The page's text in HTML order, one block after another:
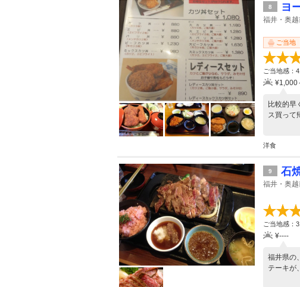
8 ヨ
福井・奥
ご当地
ご当地感：
¥1,000
比較的早
ス買って
洋食
9 石
福井・奥
ご当地感：
¥----
福井県の
テーキが